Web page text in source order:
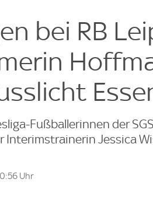
bei RB
Fußballerinnen der
Interimstrainerin Jessica
Uhr